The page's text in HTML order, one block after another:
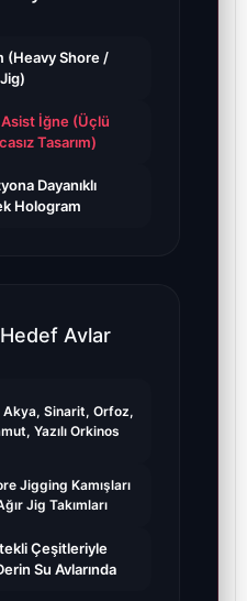
(Heavy Shore /
İğne (Üçlü
Tasarım)
Dayanıklı
Hologram
Avlar
Akya, Sinarit, Orfoz,
Yazılı Orkinos
Jigging Kamışları
Jig Takımları
Çeşitleriyle
Su Avlarında